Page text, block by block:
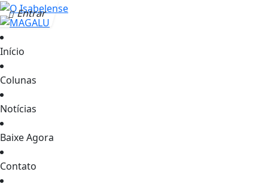
Entrar
Início
Colunas
Notícias
Baixe Agora
Contato